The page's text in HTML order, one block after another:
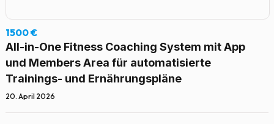
1500 €
All-in-One Fitness Coaching System mit App
und Members Area für automatisierte
Trainings- und Ernährungspläne
20. April 2026